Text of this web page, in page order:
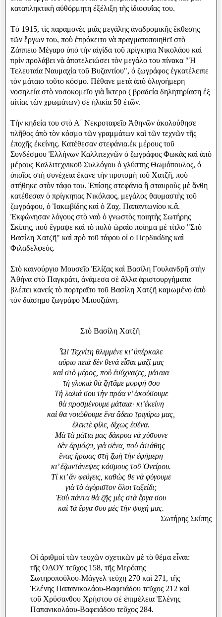
καταπληκτικὴ αὐθόρμητη ἐξέλιξη τῆς ἰδιοφυΐας του.
Τὸ 1915, τὶς παραμονὲς μιᾶς μεγάλης ἀναδρομικῆς ἔκθεσης
τῶν ἔργων του, ποὺ ἐπρόκειτο νὰ πραγματοποιηθεῖ στὸ
Ζάππειο Μέγαρο ὑπὸ τὴν αἰγίδα τοῦ πρίγκηπα Νικολάου καὶ
πρὶν προλάβει νὰ ἀποτελειώσει τὸν μεγάλο του πίνακα "Ἡ
Τελευταία Ναυμαχία τοῦ Βυζαντίου", ὁ ζωγράφος ἐγκατέλειπε
τὸν μάταιο τοῦτο κόσμο. Πέθανε μετὰ ἀπὸ ὀλιγοήμερη
νοσηλεία στὸ νοσοκομεῖο γιὰ ἵκτερο ( βραδεία δηλητηρίαση ἐξ
αἰτίας τῶν χρωμάτων) σὲ ἠλικία 50 ἐτῶν.
Τὴν κηδεία του στὸ Α΄ Νεκροταφεῖο Ἀθηνῶν ἀκολούθησε
πλῆθος ἀπὸ τὸν κόσμο τῶν γραμμάτων καὶ τῶν τεχνῶν τῆς
ἐποχῆς ἐκείνης. Κατέθεσαν στεφάνια.ἐκ μέρους τοῦ
Συνδέσμου Ἑλλήνων Καλλιτεχνῶν ὁ ζωγράφος Φωκᾶς καὶ ἀπὸ
μέρους Καλλιτεχνικοῦ Συλλόγου ὁ γλύπτης Θωμόπουλος, ὁ
ὁποῖος στὴ συνέχεια ἔκανε τὴν προτομὴ τοῦ Χατζῆ, ποὺ
στήθηκε στὸν τάφο του. Ἐπίσης στεφάνια ἢ σταυροὺς μὲ ἄνθη
κατέθεσαν ὁ πρίγκηπας Νικόλαος, μεγάλος θαυμαστὴς τοῦ
ζωγράφου, ὁ Ἰακωβίδης καὶ ὁ Ζαχ. Παπαντωνίου κ.ἄ.
Ἐκφώνησαν λόγους στὸ ναὸ ὁ γνωστὸς ποιητὴς Σωτήρης
Σκίπης, ποὺ ἔγραψε καὶ τὸ πολὺ ὡραῖο ποίημα μὲ τίτλο "Στὸ
Βασίλη Χατζῆ" καὶ πρὸ τοῦ τάφου οἱ ο Περδικίδης καὶ
Φιλαδελφεύς.
Στὸ καινούργιο Μουσεῖο Ἐλίζας καὶ Βασίλη Γουλανδρῆ στὴν
Ἀθήνα στὸ Παγκράτι, ἀνάμεσα σὲ ἄλλα ἀριστουργήματα
βλέπει κανείς τὸ πορτραῖτο τοῦ Βασίλη Χατζῆ καμωμένο ἀπὸ
τὸν διάσημο ζωγράφο Μπουζιάνη.
Στὸ Βασίλη Χατζῆ
Ὧ! Τεχνίτη θλιμμένε κι’ ὑπέρκαλε
αὔριο πειὰ δὲν θενά εἶσαι μαζί μας
καὶ στὸ μέρος, ποὺ ἐσύχναζες, μάταια
τὴ γλυκιὰ θὰ ζητᾶμε μορφή σου
Τὴ λαλιά σου τὴν πράα ν’ ἀκούσουμε
θὰ προσμένουμε μάταια· κι’ἐκείνη
καὶ θα νοιώθουμε ἕνα ἄδειο τριγύρω μας,
ἐλεκτὲ φίλε, δίχως ἐσένα.
Μὰ τᾶ μάτια μας δάκρυα νὰ χύσουνε
δὲν ἁρμόζει, γιὰ σένα, ποὺ ἐστάθης
ἕνας ἥρωας στὴ ζωὴ τὴν ἐφήμερη
κι’ ἐζωντάνεψες κόσμους τοῦ Ὀνείρου.
Τί κι’ ἄν φεύγεις, καθὼς θε νὰ φύγουμε
γιὰ τὸ ἀγύριστον ὅλοι ταξείδι;
Ἐσὺ πάντα θὰ ζῇς μὲς στὰ ἔργα σου
καὶ τὰ ἔργα σου μὲς τὴν ψυχή μας.
Σωτήρης Σκίπης
Οἱ ἀριθμοί τῶν τευχῶν σχετικῶν μὲ τὸ θέμα εἶναι:
τῆς ΟΔΟΥ τεῦχος 158, τῆς Μερόπης
Σωτηροπούλου-Μάγγελ τεύχη 270 καὶ 271, τῆς
Ἑλένης Παπανικολάου-Βαφειάδου τεῦχος 212 καὶ
τοῦ Χρύσανθου Χρήστου σὲ ἐπιμέλεια Ἑλένης
Παπανικολάου-Βαφειάδου τεῦχος 284.